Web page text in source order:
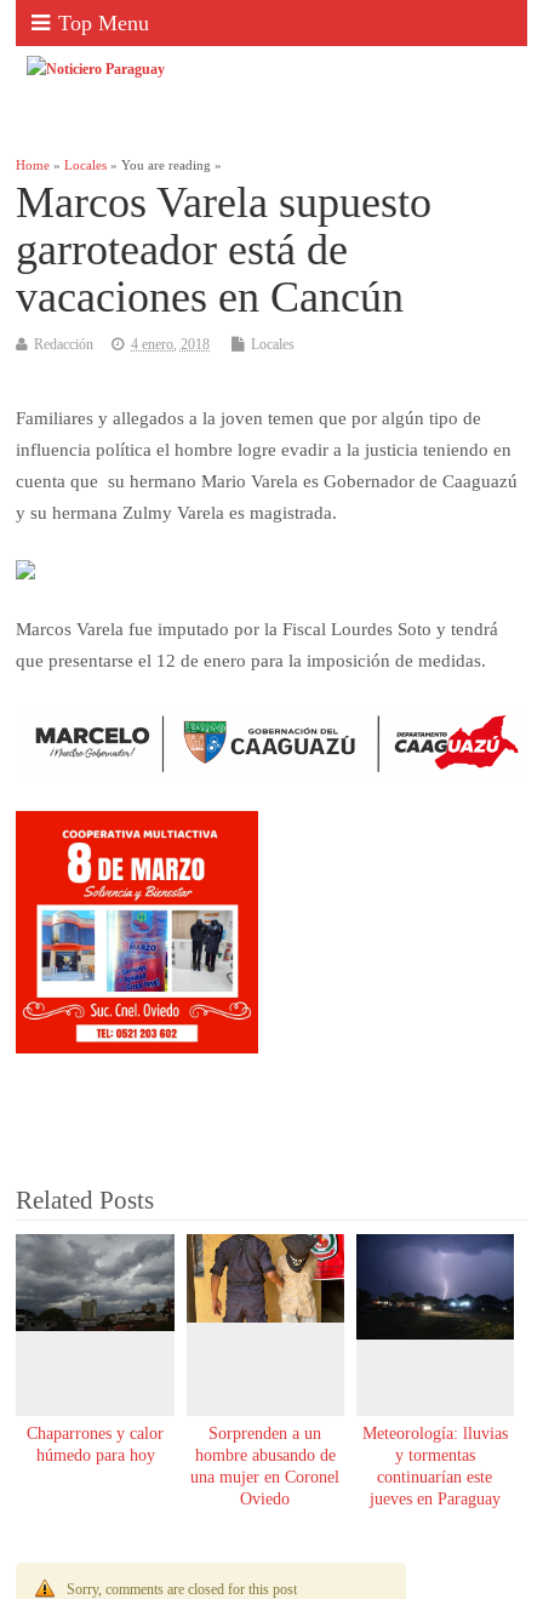
Top Menu
Home »Locales » You are reading »
Marcos Varela supuesto
garroteador está de
vacaciones en Cancún
Redacción 4 enero, 2018 Locales
Familiares y allegados a la joven temen que por algún tipo de
influencia política el hombre logre evadir a la justicia teniendo en
cuenta que su hermano Mario Varela es Gobernador de Caaguazú
y su hermana Zulmy Varela es magistrada.
Marcos Varela fue imputado por la Fiscal Lourdes Soto y tendrá
que presentarse el 12 de enero para la imposición de medidas.
Related Posts
Chaparrones y calor
húmedo para hoy
Sorprenden a un
hombre abusando de
una mujer en Coronel
Oviedo
Meteorología: lluvias
y tormentas
continuarían este
jueves en Paraguay
Sorry, comments are closed for this post